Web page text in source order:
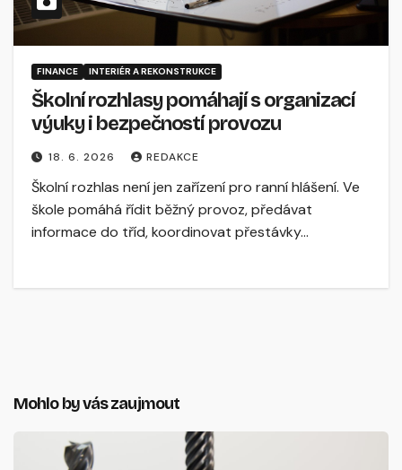
FINANCE INTERIÉR A REKONSTRUKCE
Školní rozhlasy pomáhají s organizací
výuky i bezpečností provozu
18. 6. 2026 REDAKCE
Školní rozhlas není jen zařízení pro ranní hlášení. Ve
škole pomáhá řídit běžný provoz, předávat
informace do tříd, koordinovat přestávky…
Mohlo by vás zaujmout